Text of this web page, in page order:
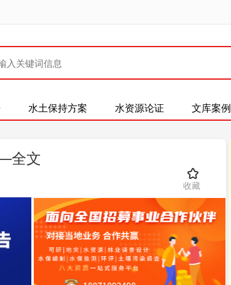
水土保持方案 水资源论证 文库案例
全文
收藏